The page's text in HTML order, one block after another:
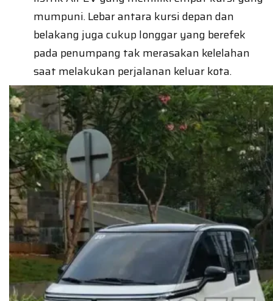
mumpuni. Lebar antara kursi depan dan
belakang juga cukup longgar yang berefek
pada penumpang tak merasakan kelelahan
saat melakukan perjalanan keluar kota.